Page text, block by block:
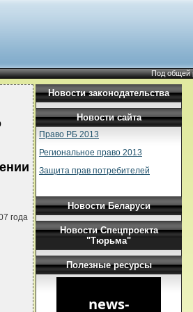
Под общей
года
Новости законодательства
Новости сайта
Право РБ 2013
Региональное право 2013
Защита прав потребителей
Новости Беларуси
Новости Спецпроекта
"Тюрьма"
Полезные ресурсы